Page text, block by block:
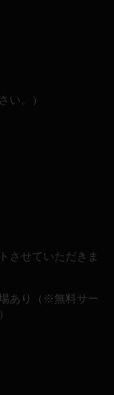
い。）
させていただきま
あり（※無料サー